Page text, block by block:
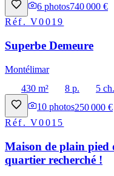
6 photos740 000 €
Réf.V0019
Superbe Demeure
Montélimar
430 m²
8 p. 5 ch.
10 photos250 000 €
Réf.V0015
Maison de plain pied
quartier recherché !